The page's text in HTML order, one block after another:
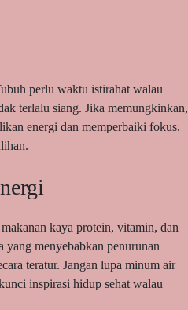
perlu waktu istirahat walau
terlalu siang. Jika memungkinkan,
energi dan memperbaiki fokus.
kaya protein, vitamin, dan
yang menyebabkan penurunan
teratur. Jangan lupa minum air
inspirasi hidup sehat walau